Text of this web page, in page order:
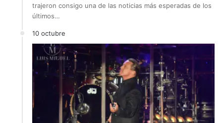
trajeron consigo una de las noticias más esperadas de los
últimos…
10 octubre